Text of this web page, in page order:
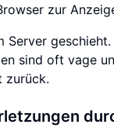
zur
sind oft vage
zurück.